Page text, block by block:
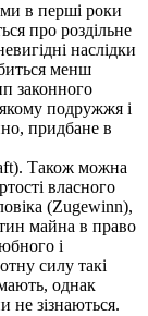
в перші роки
про роздільне
наслідки
менш
законного
подружжя і
придбане в
Також можна
власного
(Zugewinn),
майна в право
і
силу такі
однак
не зізнаються.